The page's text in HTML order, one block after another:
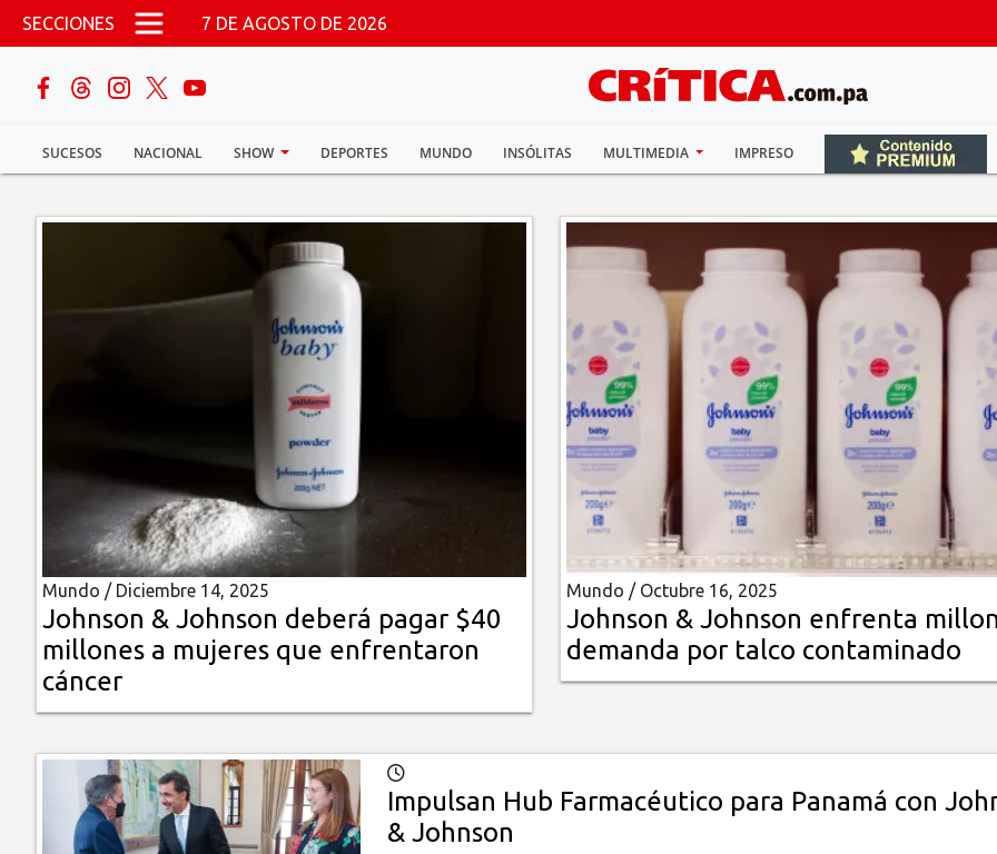
Pasar al contenido principal
SECCIONES 7 DE AGOSTO DE 2026
SUCESOS NACIONAL SHOW DEPORTES MUNDO INSÓLITAS MULTIMEDIA IMPRESO
buscar
Sucesos
Nacional
Mundo
Insólitas
Multimedia
Impreso
Mundo / Diciembre 14, 2025
Johnson & Johnson deberá pagar $40
millones a mujeres que enfrentaron
cáncer
Mundo / Octubre 16, 2025
Johnson & Johnson enfrenta
demanda por talco contaminado
Impulsan Hub Farmacéutico para Panamá con
& Johnson